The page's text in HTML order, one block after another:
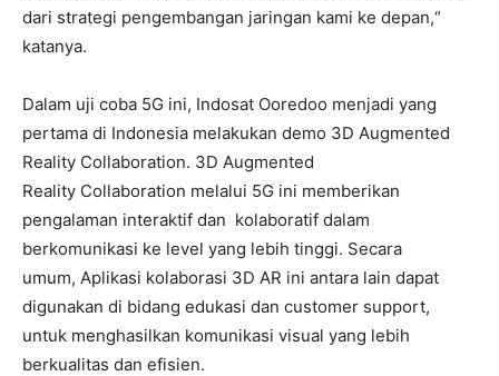
dari strategi pengembangan jaringan kami ke depan,“
katanya.
Dalam uji coba 5G ini, Indosat Ooredoo menjadi yang
pertama di Indonesia melakukan demo 3D Augmented
Reality Collaboration. 3D Augmented
Reality Collaboration melalui 5G ini memberikan
pengalaman interaktif dan kolaboratif dalam
berkomunikasi ke level yang lebih tinggi. Secara
umum, Aplikasi kolaborasi 3D AR ini antara lain dapat
digunakan di bidang edukasi dan customer support,
untuk menghasilkan komunikasi visual yang lebih
berkualitas dan efisien.